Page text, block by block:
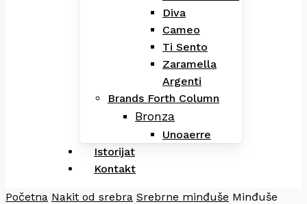
Diva
Cameo
Ti Sento
Zaramella
Argenti
Brands Forth Column
Bronza
Unoaerre
Istorijat
Kontakt
Početna Nakit od srebra Srebrne minđuše Minđuše